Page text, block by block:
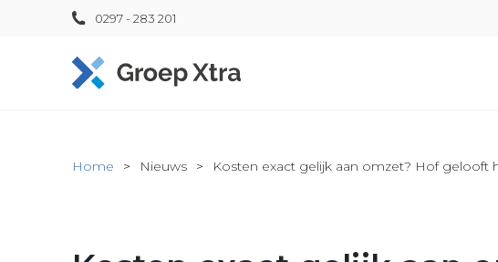
0297 - 283 201
Home Nieuws Kosten exact gelijk aan omzet? Hof gelooft